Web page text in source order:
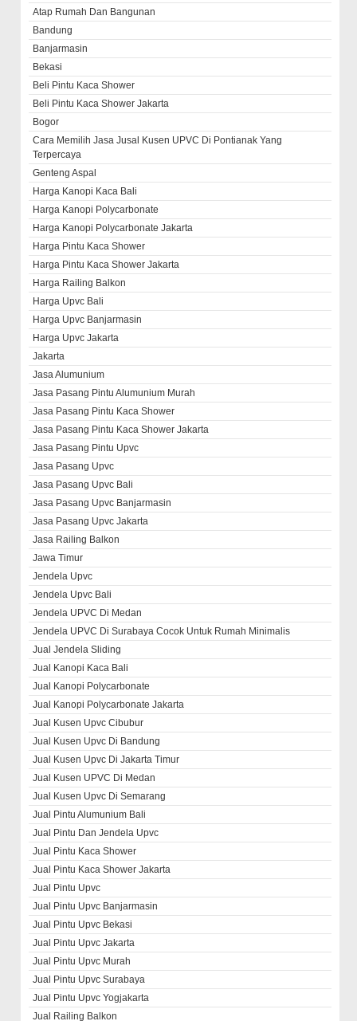
Atap Rumah Dan Bangunan
Bandung
Banjarmasin
Bekasi
Beli Pintu Kaca Shower
Beli Pintu Kaca Shower Jakarta
Bogor
Cara Memilih Jasa Jusal Kusen UPVC Di Pontianak Yang
Terpercaya
Genteng Aspal
Harga Kanopi Kaca Bali
Harga Kanopi Polycarbonate
Harga Kanopi Polycarbonate Jakarta
Harga Pintu Kaca Shower
Harga Pintu Kaca Shower Jakarta
Harga Railing Balkon
Harga Upvc Bali
Harga Upvc Banjarmasin
Harga Upvc Jakarta
Jakarta
Jasa Alumunium
Jasa Pasang Pintu Alumunium Murah
Jasa Pasang Pintu Kaca Shower
Jasa Pasang Pintu Kaca Shower Jakarta
Jasa Pasang Pintu Upvc
Jasa Pasang Upvc
Jasa Pasang Upvc Bali
Jasa Pasang Upvc Banjarmasin
Jasa Pasang Upvc Jakarta
Jasa Railing Balkon
Jawa Timur
Jendela Upvc
Jendela Upvc Bali
Jendela UPVC Di Medan
Jendela UPVC Di Surabaya Cocok Untuk Rumah Minimalis
Jual Jendela Sliding
Jual Kanopi Kaca Bali
Jual Kanopi Polycarbonate
Jual Kanopi Polycarbonate Jakarta
Jual Kusen Upvc Cibubur
Jual Kusen Upvc Di Bandung
Jual Kusen Upvc Di Jakarta Timur
Jual Kusen UPVC Di Medan
Jual Kusen Upvc Di Semarang
Jual Pintu Alumunium Bali
Jual Pintu Dan Jendela Upvc
Jual Pintu Kaca Shower
Jual Pintu Kaca Shower Jakarta
Jual Pintu Upvc
Jual Pintu Upvc Banjarmasin
Jual Pintu Upvc Bekasi
Jual Pintu Upvc Jakarta
Jual Pintu Upvc Murah
Jual Pintu Upvc Surabaya
Jual Pintu Upvc Yogjakarta
Jual Railing Balkon